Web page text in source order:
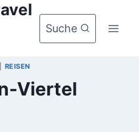
Suche
REISEN
Viertel